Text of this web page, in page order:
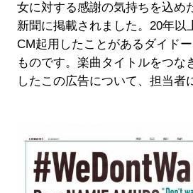
女に対する感謝の気持ちを込め
新聞に掲載されました。20年以
CM起用したことがあるダイド
ものです。楽曲タイトルをつな
したこの広告について、担当者